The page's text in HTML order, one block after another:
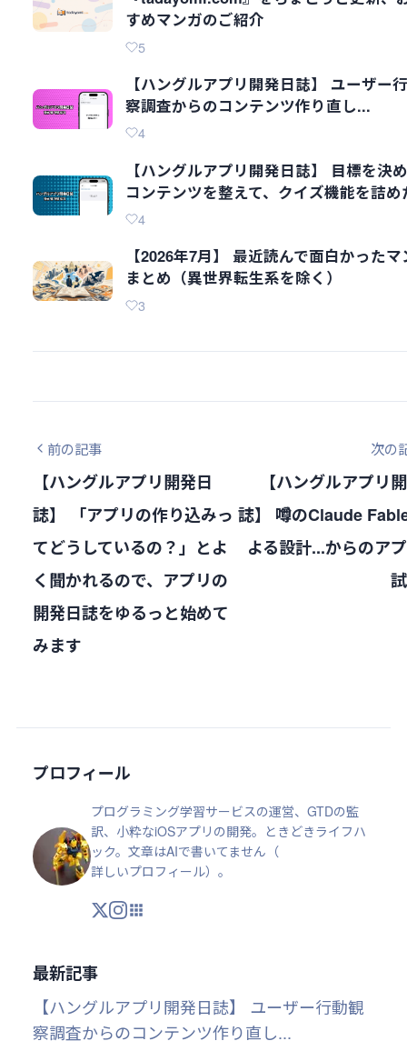
すめマンガのご紹介
5
【ハングルアプリ開発日誌】 ユーザー
察調査からのコンテンツ作り直し...
4
【ハングルアプリ開発日誌】 目標を決
コンテンツを整えて、クイズ機能を詰め
4
【2026年7月】 最近読んで面白かった
まとめ（異世界転生系を除く）
3
前の記事
【ハングルアプリ開発日
誌】 「アプリの作り込みっ
てどうしているの？」とよ
く聞かれるので、アプリの
開発日誌をゆるっと始めて
みます
次の
【ハングルアプリ
誌】 噂のClaude
よる設計...からのア
プロフィール
プログラミング学習サービスの運営、GTDの監
訳、小粋なiOSアプリの開発。ときどきライフハ
ック。文章はAIで書いてません（
詳しいプロフィール）。
X Instagram
アプリ・ツール
最新記事
【ハングルアプリ開発日誌】 ユーザー行動観
察調査からのコンテンツ作り直し...